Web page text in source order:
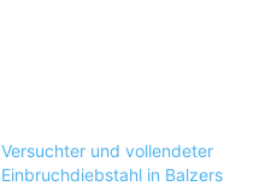
Versuchter und vollendeter
Einbruchdiebstahl in Balzers